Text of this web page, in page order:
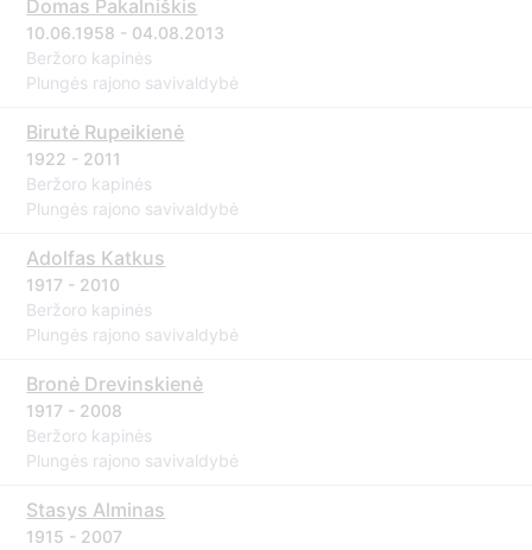
Domas Pakalniškis
10.06.1958 - 04.08.2013
Beržoro kapinės
Plungės rajono savivaldybė
Birutė Rupeikienė
1922 - 2011
Beržoro kapinės
Plungės rajono savivaldybė
Adolfas Katkus
1917 - 2010
Beržoro kapinės
Plungės rajono savivaldybė
Bronė Drevinskienė
1917 - 2008
Beržoro kapinės
Plungės rajono savivaldybė
Stasys Alminas
1915 - 2007